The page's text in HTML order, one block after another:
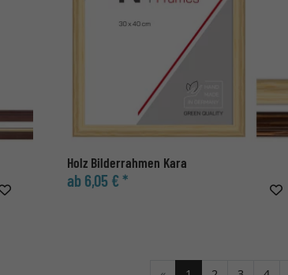
Holz Bilderrahmen Kara
ab 6,05 € *